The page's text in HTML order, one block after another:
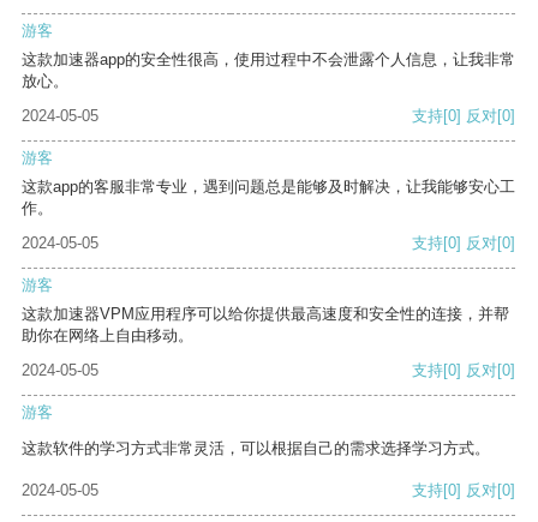
游客
这款加速器app的安全性很高，使用过程中不会泄露个人信息，让我非常
放心。
2024-05-05
支持[0] 反对[0]
游客
这款app的客服非常专业，遇到问题总是能够及时解决，让我能够安心工
作。
2024-05-05
支持[0] 反对[0]
游客
这款加速器VPM应用程序可以给你提供最高速度和安全性的连接，并帮
助你在网络上自由移动。
2024-05-05
支持[0] 反对[0]
游客
这款软件的学习方式非常灵活，可以根据自己的需求选择学习方式。
2024-05-05 支持[0] 反对[0]